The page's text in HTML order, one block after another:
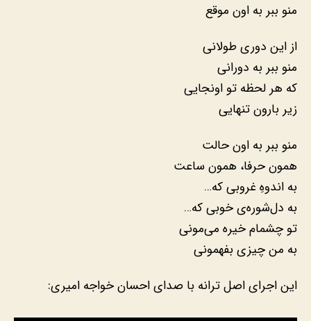
منو ببر به اون موقع
از این دوری طولانی
منو ببر به دورانی
که هر لحظه تو اونجایی
زیر بارون تنهایی
منو ببر به اون حالت
همون حرفا، همون ساعت
به اندوهِ غروبی که…
به دل‌شوره‌ی خوبی که…
تو چشمام خیره می‌مونی
به من چیزی بفهمونی
این اجرای اصل ترانه با صدای احسان خواجه امیری: